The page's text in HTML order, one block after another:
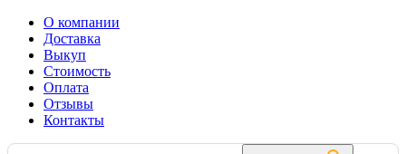
О компании
Доставка
Выкуп
Стоимость
Оплата
Отзывы
Контакты